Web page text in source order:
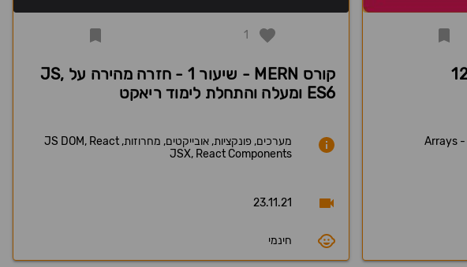
1
קורס MERN - שיעור 1 - חזרה מהירה על JS,
ES6 ומעלה והתחלת לימוד ריאקט
מערכים, פונקציות, אובייקטים, מחרוזות, JS DOM, React
JSX, React Components
23.11.21
חינמי